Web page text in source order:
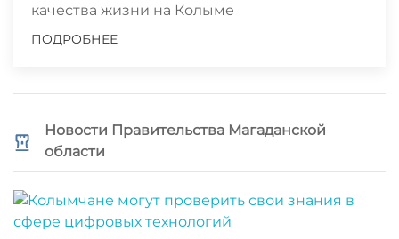
качества жизни на Колыме
ПОДРОБНЕЕ
Новости Правительства Магаданской
области